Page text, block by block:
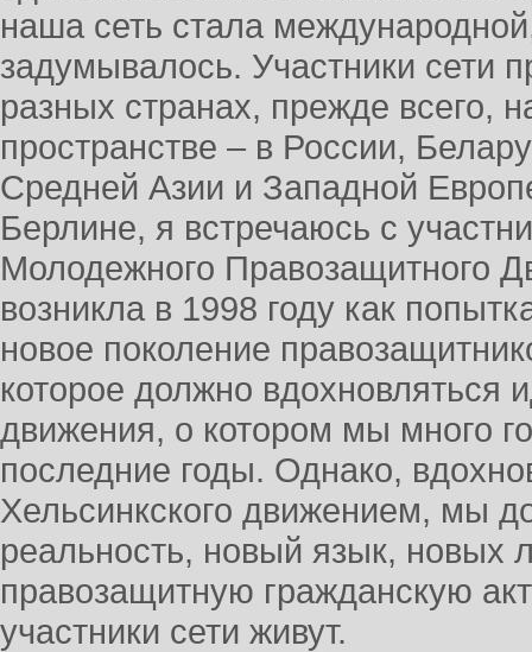
наша сеть стала
задумывалось. Участники сети
разных странах, прежде всего,
пространстве – в России,
Средней Азии и Западной
Берлине, я встречаюсь с
Молодежного Правозащитного
возникла в 1998 году как
новое поколение
которое должно вдохновляться
движения, о котором мы много
последние годы. Однако,
Хельсинкского движением, мы
реальность, новый язык, новых
правозащитную гражданскую
участники сети живут.